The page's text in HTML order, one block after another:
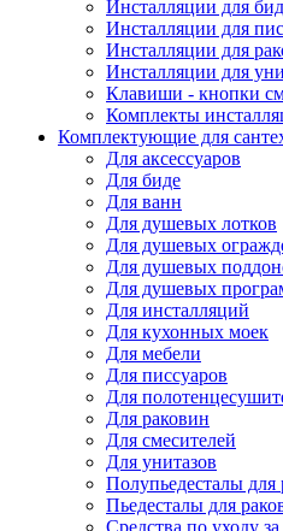
Инсталляции для
Инсталляции для
Инсталляции для
Инсталляции для
Клавиши - кнопки
Комплекты
Комплектующие для
Для аксессуаров
Для биде
Для ванн
Для душевых лотков
Для душевых
Для душевых
Для душевых
Для инсталляций
Для кухонных моек
Для мебели
Для писсуаров
Для
Для раковин
Для смесителей
Для унитазов
Полупьедесталы для
Пьедесталы для
Средства по уходу